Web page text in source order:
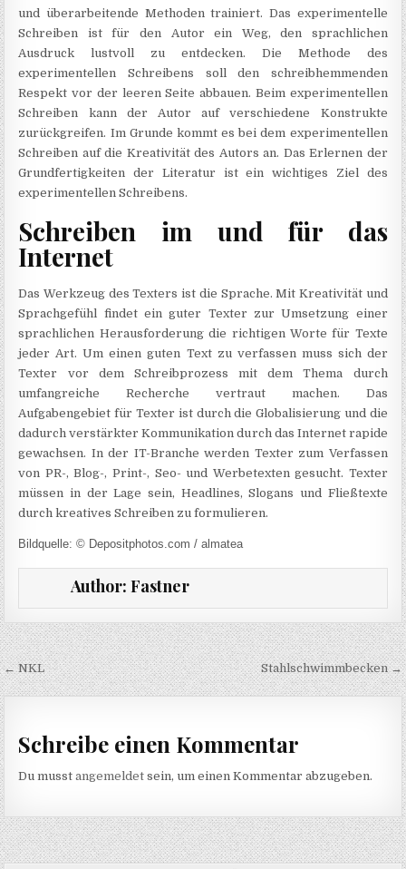
und überarbeitende Methoden trainiert. Das experimentelle
Schreiben ist für den Autor ein Weg, den sprachlichen
Ausdruck lustvoll zu entdecken. Die Methode des
experimentellen Schreibens soll den schreibhemmenden
Respekt vor der leeren Seite abbauen. Beim experimentellen
Schreiben kann der Autor auf verschiedene Konstrukte
zurückgreifen. Im Grunde kommt es bei dem experimentellen
Schreiben auf die Kreativität des Autors an. Das Erlernen der
Grundfertigkeiten der Literatur ist ein wichtiges Ziel des
experimentellen Schreibens.
Schreiben im und für das
Internet
Das Werkzeug des Texters ist die Sprache. Mit Kreativität und
Sprachgefühl findet ein guter Texter zur Umsetzung einer
sprachlichen Herausforderung die richtigen Worte für Texte
jeder Art. Um einen guten Text zu verfassen muss sich der
Texter vor dem Schreibprozess mit dem Thema durch
umfangreiche Recherche vertraut machen. Das
Aufgabengebiet für Texter ist durch die Globalisierung und die
dadurch verstärkter Kommunikation durch das Internet rapide
gewachsen. In der IT-Branche werden Texter zum Verfassen
von PR-, Blog-, Print-, Seo- und Werbetexten gesucht. Texter
müssen in der Lage sein, Headlines, Slogans und Fließtexte
durch kreatives Schreiben zu formulieren.
Bildquelle: © Depositphotos.com / almatea
Author: Fastner
Beitragsnavigation
← NKL Stahlschwimmbecken →
Schreibe einen Kommentar
Du musstangemeldet sein, um einen Kommentar abzugeben.